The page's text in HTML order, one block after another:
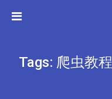
Tags: 爬虫教程